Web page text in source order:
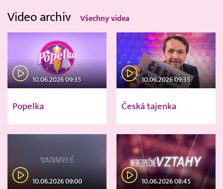
Video archiv Všechny videa
10.06.2026 09:35
Popelka
10.06.2026 09:35
Česká tajenka
10.06.2026 09:00 10.06.2026 08:45